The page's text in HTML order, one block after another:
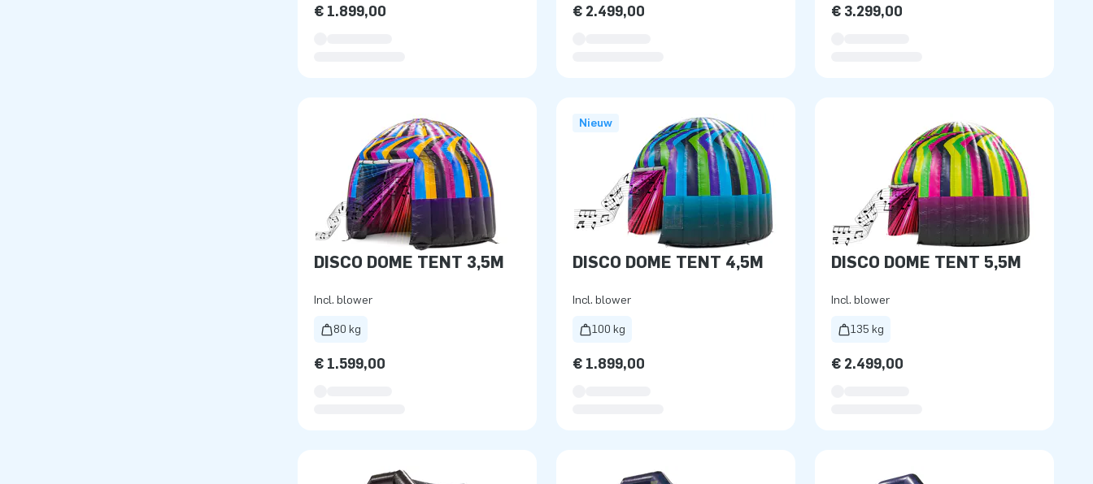
€ 1.899,00 € 2.499,00 € 3.299,00
DISCO DOME TENT 3,5M
Incl. blower
80 kg
€ 1.599,00
Nieuw
DISCO DOME TENT 4,5M
Incl. blower
100 kg
€ 1.899,00
DISCO DOME TENT 5,5M
Incl. blower
135 kg
€ 2.499,00